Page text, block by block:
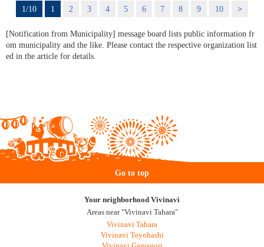
1/10 1 2 3 4 5 6 7 8 9 10 >
[Notification from Municipality] message board lists public information fr
om municipality and the like. Please contact the respective organization list
ed in the article for details.
Go to top
Your neighborhood Vivinavi
Areas near "Vivinavi Tahara"
Vivinavi Tahara
Vivinavi Toyohashi